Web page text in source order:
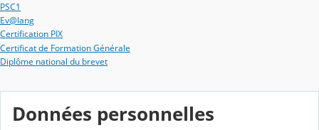
PSC1
Ev@lang
Certification PIX
Certificat de Formation Générale
Diplôme national du brevet
Données personnelles